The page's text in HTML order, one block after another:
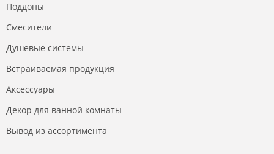
Поддоны
Смесители
Душевые системы
Встраиваемая продукция
Аксессуары
Декор для ванной комнаты
Вывод из ассортимента